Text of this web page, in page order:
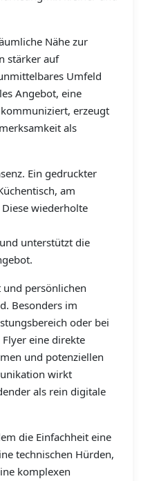
Nähe zur
stärker auf
Umfeld
Angebot, eine
erzeugt
als
Ein gedruckter
am
wiederholte
unterstützt die
persönlichen
Besonders im
oder bei
eine direkte
und potenziellen
wirkt
als rein digitale
die Einfachheit eine
technischen Hürden,
komplexen